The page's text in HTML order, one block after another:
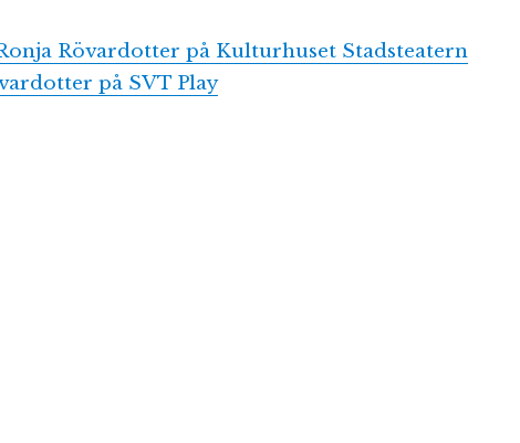
Rövardotter på Kulturhuset Stadsteatern
på SVT Play